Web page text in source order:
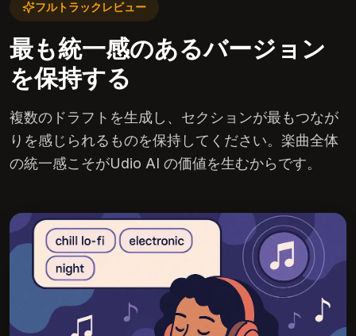
フルトラックレビュー
最も統一感のあるバージョン
を保持する
複数のドラフトを生成し、セクションが最もつなが
りを感じられるものを保持してください。楽曲全体
の統一感こそがUdio AI の価値を生むからです。